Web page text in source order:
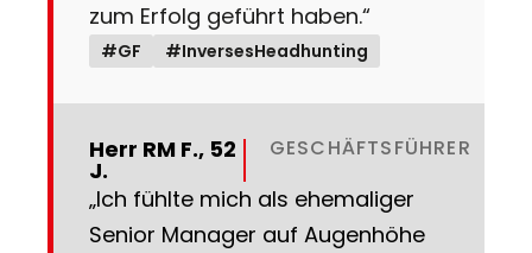
zum Erfolg geführt haben.“
#GF #InversesHeadhunting
Herr RM F., 52
J.
GESCHÄFTSFÜHRER
„Ich fühlte mich als ehemaliger
Senior Manager auf Augenhöhe